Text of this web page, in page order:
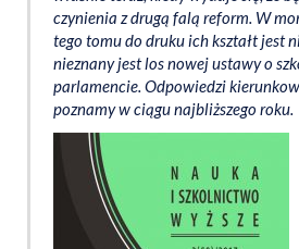
czynienia z drugą falą reform. W
tego tomu do druku ich kształt jest
nieznany jest los nowej ustawy o
parlamencie. Odpowiedzi
poznamy w ciągu najbliższego roku.